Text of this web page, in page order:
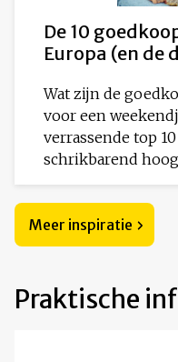
De 10
Europa (en de
Wat zijn de
voor een
verrassende top
schrikbarend
Meer inspiratie
Praktische